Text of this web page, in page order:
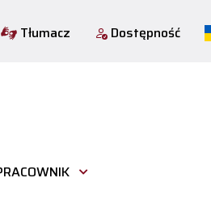
Tłumacz Dostępność